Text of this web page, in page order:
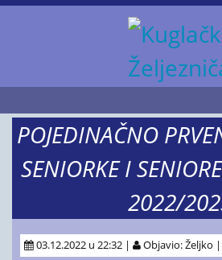
POJEDINAČNO
SENIORKE I
2022/
03.12.2022 u 22:32 | Objavio: Željko |